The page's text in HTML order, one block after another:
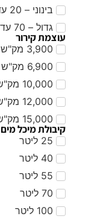
בינוני – 20 עד 70 ליטר
גדול – 70 עד 120 ליטר
עוצמת קירור
3,900 מק"ש
6,900 מק"ש
10,000 מק"ש
12,000 מק"ש
15,000 מק"ש
קיבולת מיכל מים
25 ליטר
40 ליטר
55 ליטר
70 ליטר
100 ליטר